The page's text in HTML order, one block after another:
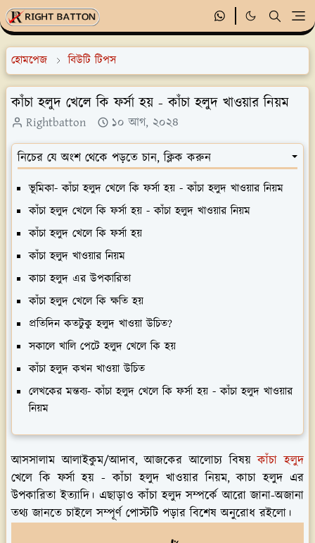
হোমপেজ বিউটি টিপস
কাঁচা হলুদ খেলে কি ফর্সা হয় - কাঁচা হলুদ খাওয়ার নিয়ম
Rightbatton ১০ আগ, ২০২৪
নিচের যে অংশ থেকে পড়তে চান, ক্লিক করুন
ভূমিকা- কাঁচা হলুদ খেলে কি ফর্সা হয় - কাঁচা হলুদ খাওয়ার নিয়ম
কাঁচা হলুদ খেলে কি ফর্সা হয় - কাঁচা হলুদ খাওয়ার নিয়ম
কাঁচা হলুদ খেলে কি ফর্সা হয়
কাঁচা হলুদ খাওয়ার নিয়ম
কাচা হলুদ এর উপকারিতা
কাঁচা হলুদ খেলে কি ক্ষতি হয়
প্রতিদিন কতটুকু হলুদ খাওয়া উচিত?
সকালে খালি পেটে হলুদ খেলে কি হয়
কাঁচা হলুদ কখন খাওয়া উচিত
লেখকের মন্তব্য- কাঁচা হলুদ খেলে কি ফর্সা হয় - কাঁচা হলুদ খাওয়ার
নিয়ম
আসসালাম আলাইকুম/আদাব, আজকের আলোচ্য বিষয়কাঁচা হলুদ
খেলে কি ফর্সা হয় - কাঁচা হলুদ খাওয়ার নিয়ম, কাচা হলুদ এর
উপকারিতা ইত্যাদি। এছাড়াও কাঁচা হলুদ সম্পর্কে আরো জানা-অজানা
তথ্য জানতে চাইলে সম্পূর্ণ পোস্টটি পড়ার বিশেষ অনুরোধ রইলো।